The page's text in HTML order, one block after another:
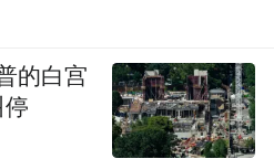
的白宫
停